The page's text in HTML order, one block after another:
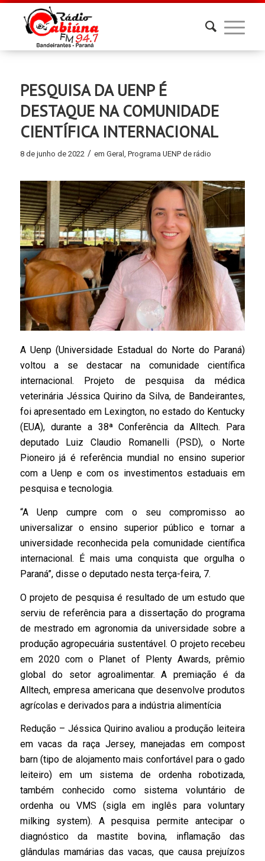
PESQUISA DA UENP É
DESTAQUE NA COMUNIDADE
CIENTÍFICA INTERNACIONAL
8 de junho de 2022 / em Geral , Programa UENP de rádio
A Uenp (Universidade Estadual do Norte do Paraná)
voltou a se destacar na comunidade científica
internacional. Projeto de pesquisa da médica
veterinária Jéssica Quirino da Silva, de Bandeirantes,
foi apresentado em Lexington, no estado do Kentucky
(EUA), durante a 38ª Conferência da Alltech. Para
deputado Luiz Claudio Romanelli (PSD), o Norte
Pioneiro já é referência mundial no ensino superior
com a Uenp e com os investimentos estaduais em
pesquisa e tecnologia.
“A Uenp cumpre com o seu compromisso ao
universalizar o ensino superior público e tornar a
universidade reconhecida pela comunidade científica
internacional. É mais uma conquista que orgulha o
Paraná”, disse o deputado nesta terça-feira, 7.
O projeto de pesquisa é resultado de um estudo que
serviu de referência para a dissertação do programa
de mestrado em agronomia da universidade sobre a
produção agropecuária sustentável. O projeto recebeu
em 2020 com o Planet of Plenty Awards, prêmio
global do setor agroalimentar. A premiação é da
Alltech, empresa americana que desenvolve produtos
agrícolas e derivados para a indústria alimentícia
Redução – Jéssica Quirino avaliou a produção leiteira
em vacas da raça Jersey, manejadas em compost
barn (tipo de alojamento mais confortável para o gado
leiteiro) em um sistema de ordenha robotizada,
também conhecido como sistema voluntário de
ordenha ou VMS (sigla em inglês para voluntary
milking system). A pesquisa permite antecipar o
diagnóstico da mastite bovina, inflamação das
glândulas mamárias das vacas, que causa prejuízos